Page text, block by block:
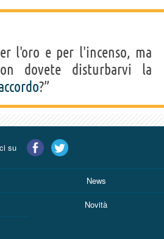
l'oro e per l'incenso, ma
dovete disturbarvi la
?”
su
News
Novità